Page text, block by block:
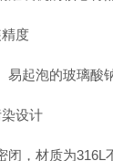
度‌
泡的玻璃酸钠
设计‌
，材质为316L